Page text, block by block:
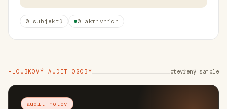
0 subjektů 0 aktivních
HLOUBKOVÝ AUDIT OSOBY otevřený sample
audit hotov